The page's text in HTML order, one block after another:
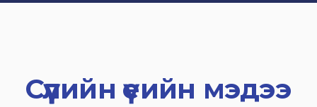
Сүүлийн үеийн мэдээ